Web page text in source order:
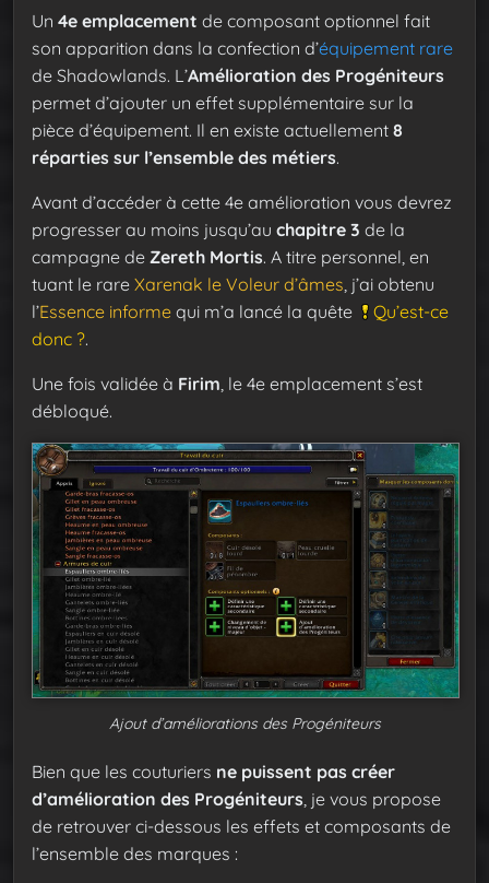
Un 4e emplacement de composant optionnel fait
son apparition dans la confection d’équipement rare
de Shadowlands. L’Amélioration des Progéniteurs
permet d’ajouter un effet supplémentaire sur la
pièce d’équipement. Il en existe actuellement 8
réparties sur l’ensemble des métiers.
Avant d’accéder à cette 4e amélioration vous devrez
progresser au moins jusqu’au chapitre 3 de la
campagne de Zereth Mortis. A titre personnel, en
tuant le rare Xarenak le Voleur d’âmes , j’ai obtenu
l’Essence informe qui m’a lancé la quête
Qu’est-ce
donc ?.
Une fois validée à Firim , le 4e emplacement s’est
débloqué.
Ajout d’améliorations des Progéniteurs
Bien que les couturiers ne puissent pas créer
d’amélioration des Progéniteurs, je vous propose
de retrouver ci-dessous les effets et composants de
l’ensemble des marques :